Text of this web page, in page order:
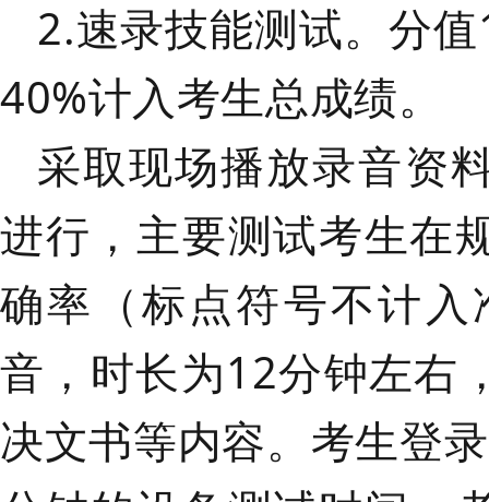
2.速录技能测试。分值
40%计入考生总成绩。
采取现场播放录音资
进行，主要测试考生在
确率（标点符号不计
音，时长为12分钟左右
决文书等内容。考生登